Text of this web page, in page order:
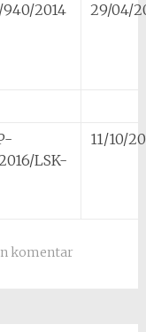
940/2014 29/04/
LSK-
11/10/
komentar